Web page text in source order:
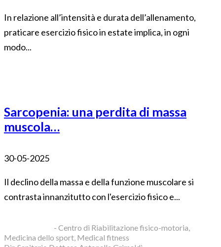
In relazione all’intensità e durata dell’allenamento,
praticare esercizio fisico in estate implica, in ogni
modo...
Sarcopenia: una perdita di massa
muscola…
30-05-2025
Il declino della massa e della funzione muscolare si
contrasta innanzitutto con l'esercizio fisico e...
- Centro di Riabilitazione fisico-motoria,
Medicina dello sport, Medical fitness